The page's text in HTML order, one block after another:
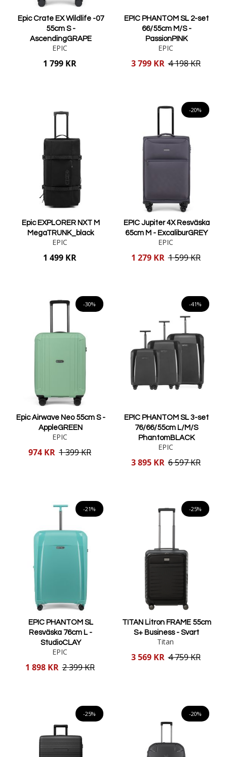
Epic Crate EX Wildlife -07
55cm S -
AscendingGRAPE
EPIC
1 799 KR
EPIC PHANTOM SL 2-set
66/55cm M/S -
PassionPINK
EPIC
Reducerat
3 799 KR 4 198 KR
Epic EXPLORER NXT M
MegaTRUNK_black
EPIC
1 499 KR
-20%
EPIC Jupiter 4X Resväska
65cm M - ExcaliburGREY
EPIC
Reducerat
1 279 KR 1 599 KR
-30%
Epic Airwave Neo 55cm S -
AppleGREEN
EPIC
Reducerat
974 KR 1 399 KR
-41%
EPIC PHANTOM SL 3-set
76/66/55cm L/M/S
PhantomBLACK
EPIC
Reducerat
3 895 KR 6 597 KR
-21%
EPIC PHANTOM SL
Resväska 76cm L -
StudioCLAY
EPIC
Reducerat
1 898 KR 2 399 KR
-25%
TITAN Litron FRAME 55cm
S+ Business - Svart
Titan
Reducerat
3 569 KR 4 759 KR
-25% -20%